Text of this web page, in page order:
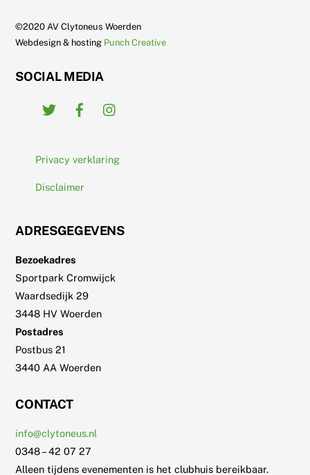
©2020 AV Clytoneus Woerden
Webdesign & hosting Punch Creative
SOCIAL MEDIA
Twitter
Privacy verklaring
Disclaimer
ADRESGEGEVENS
Bezoekadres
Sportpark Cromwijck
Waardsedijk 29
3448 HV Woerden
Postadres
Postbus 21
3440 AA Woerden
CONTACT
info@clytoneus.nl
0348 – 42 07 27
Alleen tijdens evenementen is het clubhuis bereikbaar.